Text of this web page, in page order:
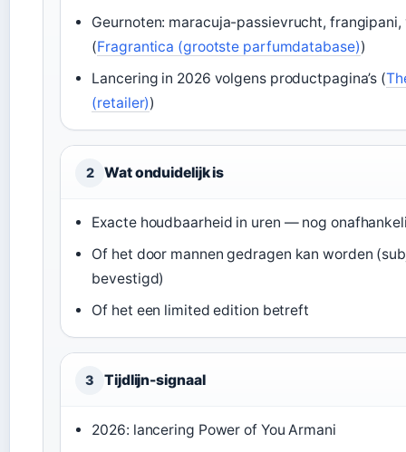
Geurnoten: maracuja-passievrucht,
(Fragrantica (grootste parfumdatabase))
Lancering in 2026 volgens productpagina’s (
(retailer))
2 Wat onduidelijk is
Exacte houdbaarheid in uren — nog
Of het door mannen gedragen kan worden
bevestigd)
Of het een limited edition betreft
3 Tijdlijn-signaal
2026: lancering Power of You Armani